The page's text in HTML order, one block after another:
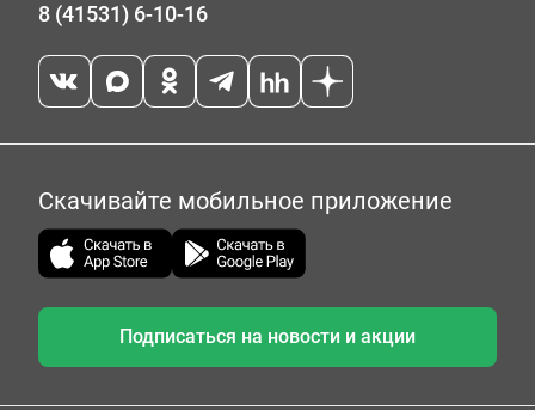
8 (41531) 6-10-16
Скачивайте мобильное приложение
Подписаться на новости и акции